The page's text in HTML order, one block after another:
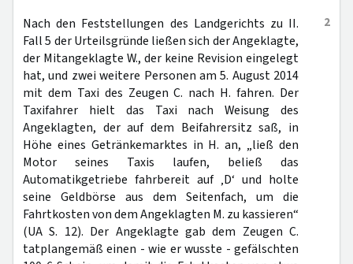
2
Nach den Feststellungen des Landgerichts zu II.
Fall 5 der Urteilsgründe ließen sich der Angeklagte,
der Mitangeklagte W., der keine Revision eingelegt
hat, und zwei weitere Personen am 5. August 2014
mit dem Taxi des Zeugen C. nach H. fahren. Der
Taxifahrer hielt das Taxi nach Weisung des
Angeklagten, der auf dem Beifahrersitz saß, in
Höhe eines Getränkemarktes in H. an, „ließ den
Motor seines Taxis laufen, beließ das
Automatikgetriebe fahrbereit auf ‚D‘ und holte
seine Geldbörse aus dem Seitenfach, um die
Fahrtkosten von dem Angeklagten M. zu kassieren“
(UA S. 12). Der Angeklagte gab dem Zeugen C.
tatplangemäß einen - wie er wusste - gefälschten